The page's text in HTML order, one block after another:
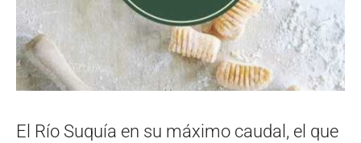
El Río Suquía en su máximo caudal, el que